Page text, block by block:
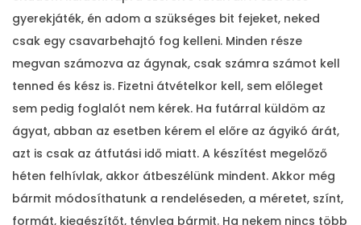
gyerekjáték, én adom a szükséges bit fejeket, neked
csak egy csavarbehajtó fog kelleni. Minden része
megvan számozva az ágynak, csak számra számot kell
tenned és kész is. Fizetni átvételkor kell, sem előleget
sem pedig foglalót nem kérek. Ha futárral küldöm az
ágyat, abban az esetben kérem el előre az ágyikó árát,
azt is csak az átfutási idő miatt. A készítést megelőző
héten felhívlak, akkor átbeszélünk mindent. Akkor még
bármit módosíthatunk a rendeléseden, a méretet, színt,
formát, kiegészítőt, tényleg bármit. Ha nekem nincs több